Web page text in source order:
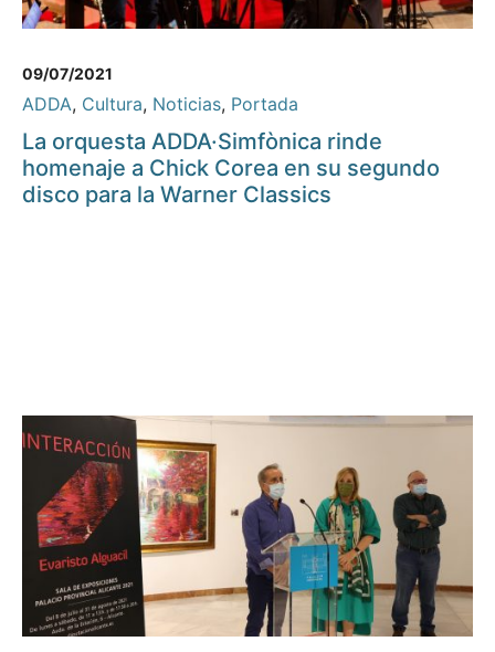
09/07/2021
ADDA, Cultura, Noticias, Portada
La orquesta ADDA·Simfònica rinde
homenaje a Chick Corea en su segundo
disco para la Warner Classics